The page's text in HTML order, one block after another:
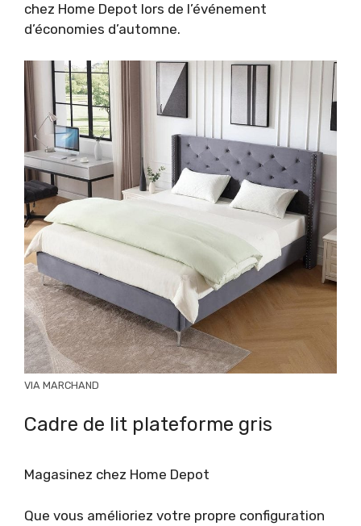
chez Home Depot lors de l’événement
d’économies d’automne.
VIA MARCHAND
Cadre de lit plateforme gris
Magasinez chez Home Depot
Que vous amélioriez votre propre configuration